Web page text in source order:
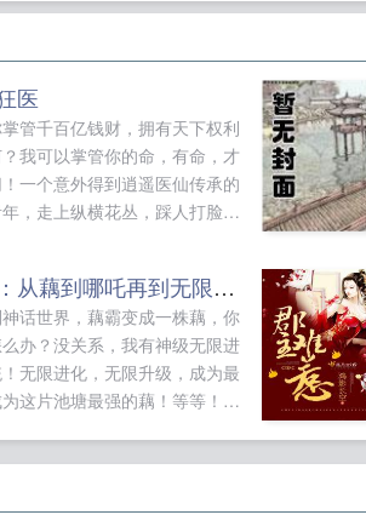
医
管千百亿钱财，拥有天下权利
我可以掌管你的命，有命，才
一个意外得到逍遥医仙传承的
，走上纵横花丛，踩人打脸的
神话：从藕到哪吒再到无限进化
话世界，藕霸变成一株藕，你
办？没关系，我有神级无限进
无限进化，无限升级，成为最
这片池塘最强的藕！等等！成
红心跳（18wenyuvip）提供神